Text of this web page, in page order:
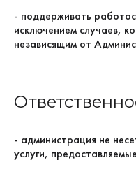
- поддерживать
исключением случаев,
независящим от
- администрация не
услуги,